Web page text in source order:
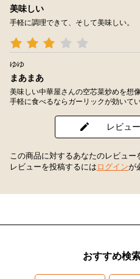
美味しい
手軽に調理できて、そして美味しい。
ゆゆ
まあまあ
美味しい中華屋さんの空芯菜炒めを想
手軽に食べるならガーリックが効いて
レビュ
この商品に対するあなたのレビュー
レビューを投稿するには ログインが
おすすめ検